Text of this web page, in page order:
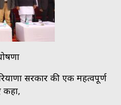
सरकार की एक महत्वपूर्ण
कहा,